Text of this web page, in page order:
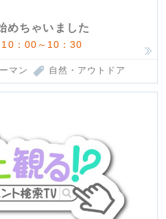
めちゃいました
：00～10：30
マン 自然・アウトドア